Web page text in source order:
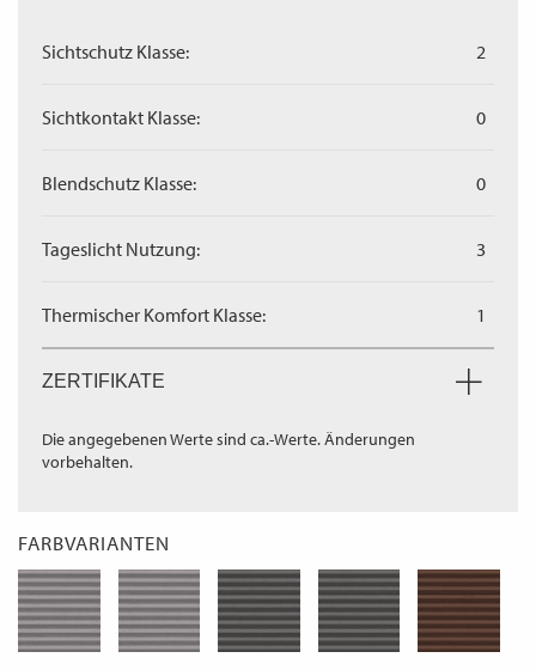
Sichtschutz Klasse: 2
Sichtkontakt Klasse: 0
Blendschutz Klasse: 0
Tageslicht Nutzung: 3
Thermischer Komfort Klasse: 1
ZERTIFIKATE
Die angegebenen Werte sind ca.-Werte. Änderungen
vorbehalten.
FARBVARIANTEN